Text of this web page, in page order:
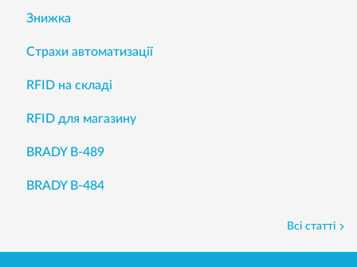
Знижка
Страхи автоматизації
RFID на складі
RFID для магазину
BRADY B-489
BRADY B-484
Всі статті